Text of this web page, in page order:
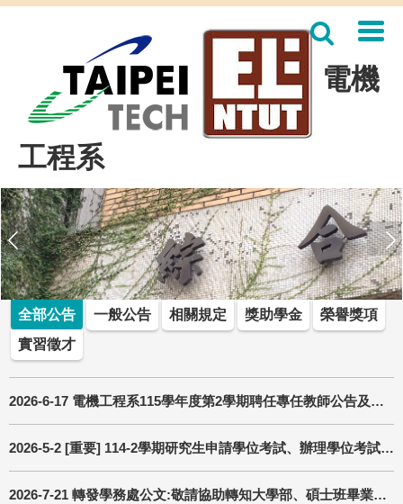
電機
工程系
全部公告 一般公告 相關規定 獎助學金
榮譽獎項
實習徵才
2026-6-17 電機工程系115學年度第2學期聘任專任教師公告及研究成果表(3名) (截止日期:115年8月31日)
2026-5-2 [重要] 114-2學期研究生申請學位考試、辦理學位考試及離校程序期程相關事宜
2026-7-21 轉發學務處公文:敬請協助轉知大學部、碩士班畢業班參加115學年畢業生代表群組